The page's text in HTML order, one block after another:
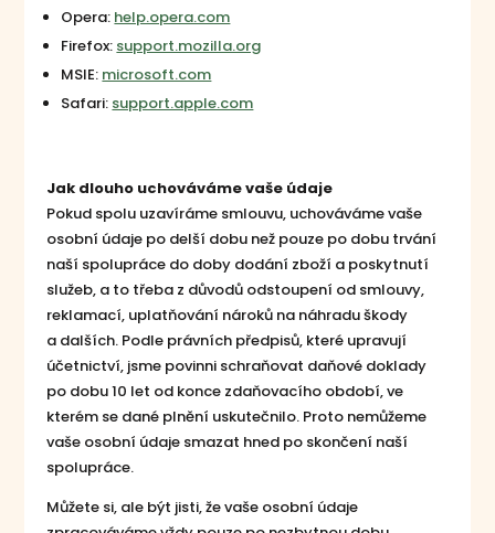
Opera: help.opera.com
Firefox: support.mozilla.org
MSIE: microsoft.com
Safari: support.apple.com
Jak dlouho uchováváme vaše údaje
Pokud spolu uzavíráme smlouvu, uchováváme vaše
osobní údaje po delší dobu než pouze po dobu trvání
naší spolupráce do doby dodání zboží a poskytnutí
služeb, a to třeba z důvodů odstoupení od smlouvy,
reklamací, uplatňování nároků na náhradu škody
a dalších. Podle právních předpisů, které upravují
účetnictví, jsme povinni schraňovat daňové doklady
po dobu 10 let od konce zdaňovacího období, ve
kterém se dané plnění uskutečnilo. Proto nemůžeme
vaše osobní údaje smazat hned po skončení naší
spolupráce.
Můžete si, ale být jisti, že vaše osobní údaje